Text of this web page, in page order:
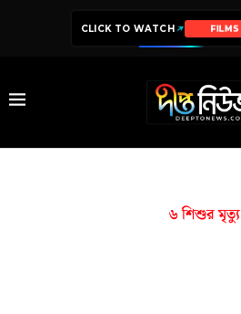
CLICK TO WATCH FILMS
৬ শিশুর মৃত্যু